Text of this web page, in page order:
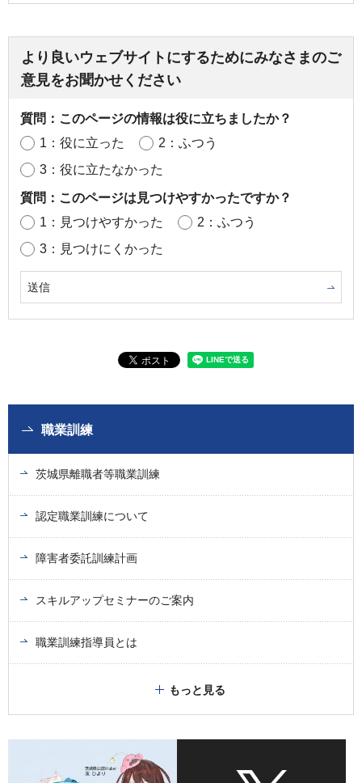
より良いウェブサイトにするためにみなさまのご
意見をお聞かせください
質問：このページの情報は役に立ちましたか？
1：役に立った
2：ふつう
3：役に立たなかった
質問：このページは見つけやすかったですか？
1：見つけやすかった
2：ふつう
3：見つけにくかった
職業訓練
茨城県離職者等職業訓練
認定職業訓練について
障害者委託訓練計画
スキルアップセミナーのご案内
職業訓練指導員とは
もっと見る